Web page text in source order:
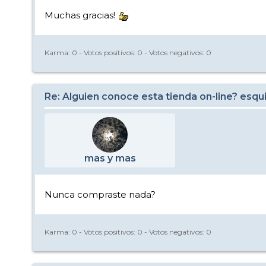
Muchas gracias!
Karma: 0 - Votos positivos: 0 - Votos negativos: 0
Re: Alguien conoce esta tienda on-line?
mas y mas
Nunca compraste nada?
Karma: 0 - Votos positivos: 0 - Votos negativos: 0